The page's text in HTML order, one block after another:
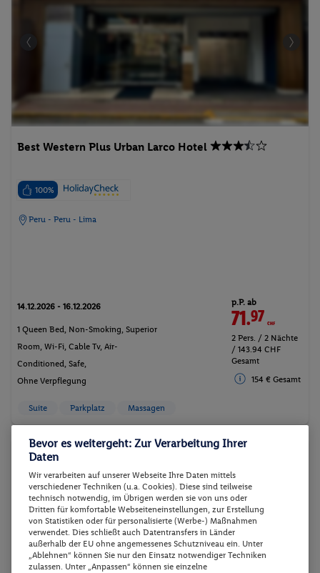
Best Western Plus Urban Larco Hotel
100%
Peru - Peru - Lima
14.12.2026 - 16.12.2026
1 Queen Bed, Non-Smoking, Superior
Room, Wi-Fi, Cable Tv, Air-
Conditioned, Safe,
Ohne Verpflegung
p.P. ab
71.97CHF
2 Pers. / 2 Nächte
/ 143.94 CHF
Gesamt
154 € Gesamt
Suite Parkplatz Massagen
Bevor es weitergeht: Zur Verarbeitung Ihrer
Daten
Wir verarbeiten auf unserer Webseite Ihre Daten mittels
verschiedener Techniken (u.a. Cookies). Diese sind teilweise
technisch notwendig, im Übrigen werden sie von uns oder
Dritten für komfortable Webseiteneinstellungen, zur Erstellung
von Statistiken oder für personalisierte (Werbe-) Maßnahmen
verwendet. Dies schließt auch Datentransfers in Länder
außerhalb der EU ohne angemessenes Schutzniveau ein. Unter
„Ablehnen“ können Sie nur den Einsatz notwendiger Techniken
zulassen. Unter „Anpassen“ können sie einzelne